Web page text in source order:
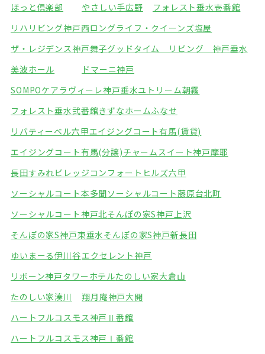
ほっと倶楽部
やさしい手広野
フォレスト垂水壱番館
リハリビング神戸西ロングライフ・クイーンズ塩屋
ザ・レジデンス神戸舞子グッドタイム リビング 神戸垂水
美波ホール
ドマーニ神戸
SOMPOケアラヴィーレ神戸垂水ユトリーム朝霧
フォレスト垂水弐番館きずなホームふなせ
リバティーベル六甲エイジングコート有馬(賃貸)
エイジングコート有馬(分譲)チャームスイート神戸摩耶
長田すみれビレッジコンフォートヒルズ六甲
ソーシャルコート本多聞ソーシャルコート藤原台北町
ソーシャルコート神戸北そんぽの家S神戸上沢
そんぽの家S神戸東垂水そんぽの家S神戸新長田
ゆいまーる伊川谷エクセレント神戸
リボーン神戸タワーホテルたのしい家大倉山
たのしい家湊川
翔月庵神戸大開
ハートフルコスモス神戸Ⅱ番館
ハートフルコスモス神戸Ⅰ番館